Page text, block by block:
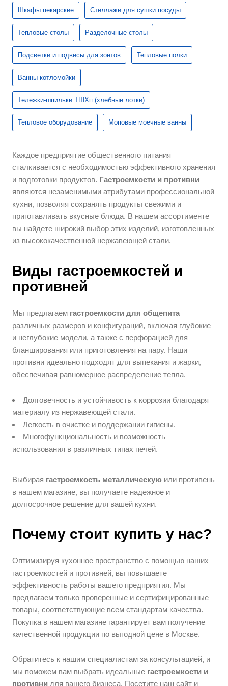
Шкафы пекарские Стеллажи для сушки посуды
Тепловые столы Разделочные столы
Подсветки и подвесы для зонтов Тепловые полки
Ванны котломойки
Тележки-шпильки ТШХп (хлебные лотки)
Тепловое оборудование Моповые моечные ванны
Каждое предприятие общественного питания
сталкивается с необходимостью эффективного хранения
и подготовки продуктов. Гастроемкости и противни
являются незаменимыми атрибутами профессиональной
кухни, позволяя сохранять продукты свежими и
приготавливать вкусные блюда. В нашем ассортименте
вы найдете широкий выбор этих изделий, изготовленных
из высококачественной нержавеющей стали.
Виды гастроемкостей и
противней
Мы предлагаем гастроемкости для общепита
различных размеров и конфигураций, включая глубокие
и неглубокие модели, а также с перфорацией для
бланширования или приготовления на пару. Наши
противни идеально подходят для выпекания и жарки,
обеспечивая равномерное распределение тепла.
Долговечность и устойчивость к коррозии благодаря
материалу из нержавеющей стали.
Легкость в очистке и поддержании гигиены.
Многофункциональность и возможность
использования в различных типах печей.
Выбирая гастроемкость металлическую или противень
в нашем магазине, вы получаете надежное и
долгосрочное решение для вашей кухни.
Почему стоит купить у нас?
Оптимизируя кухонное пространство с помощью наших
гастроемкостей и противней, вы повышаете
эффективность работы вашего предприятия. Мы
предлагаем только проверенные и сертифицированные
товары, соответствующие всем стандартам качества.
Покупка в нашем магазине гарантирует вам получение
качественной продукции по выгодной цене в Москве.
Обратитесь к нашим специалистам за консультацией, и
мы поможем вам выбрать идеальные гастроемкости и
противни для вашего бизнеса. Посетите наш сайт и